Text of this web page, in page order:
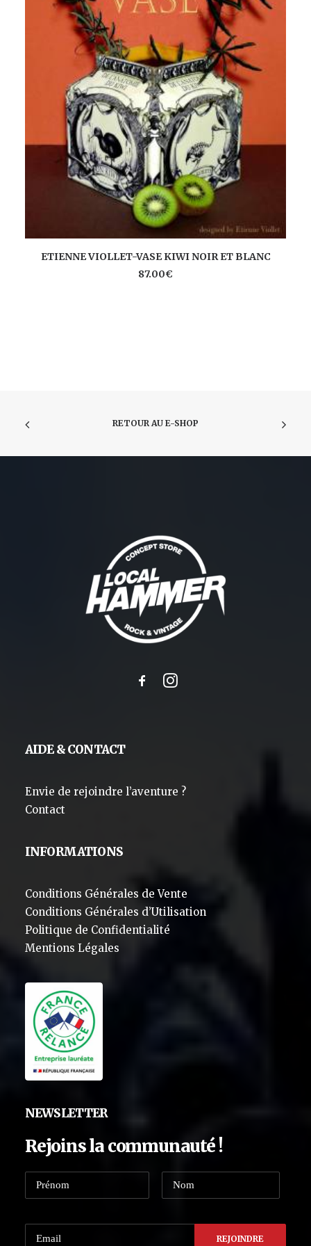
AJOUTER AU PANIER
ETIENNE VIOLLET-VASE KIWI NOIR ET BLANC
87.00€
RETOUR AU E-SHOP
AIDE & CONTACT
Envie de rejoindre l’aventure ?
Contact
INFORMATIONS
Conditions Générales de Vente
Conditions Générales d’Utilisation
Politique de Confidentialité
Mentions Légales
NEWSLETTER
Rejoins la communauté !